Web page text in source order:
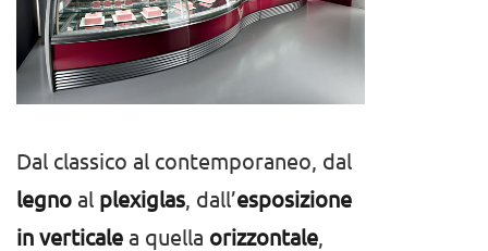
Dal classico al contemporaneo, dal
legno al plexiglas , dall’esposizione
in verticale a quella orizzontale